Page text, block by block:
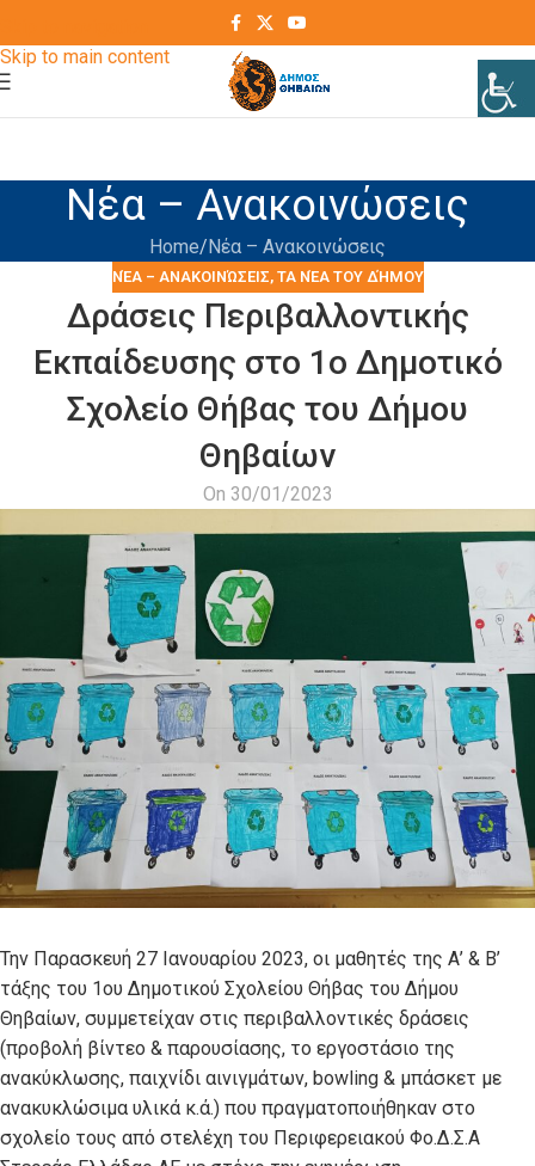
Skip to main content
Νέα – Ανακοινώσεις
Home Νέα – Ανακοινώσεις
ΝΈΑ – ΑΝΑΚΟΙΝΏΣΕΙΣ, ΤΑ ΝΈΑ ΤΟΥ ΔΉΜΟΥ
Δράσεις Περιβαλλοντικής
Εκπαίδευσης στο 1ο Δημοτικό
Σχολείο Θήβας του Δήμου
Θηβαίων
On 30/01/2023
Την Παρασκευή 27 Ιανουαρίου 2023, οι μαθητές της Α’ & Β’
τάξης του 1ου Δημοτικού Σχολείου Θήβας του Δήμου
Θηβαίων, συμμετείχαν στις περιβαλλοντικές δράσεις
(προβολή βίντεο & παρουσίασης, το εργοστάσιο της
ανακύκλωσης, παιχνίδι αινιγμάτων, bowling & μπάσκετ με
ανακυκλώσιμα υλικά κ.ά.) που πραγματοποιήθηκαν στο
σχολείο τους από στελέχη του Περιφερειακού Φο.Δ.Σ.Α